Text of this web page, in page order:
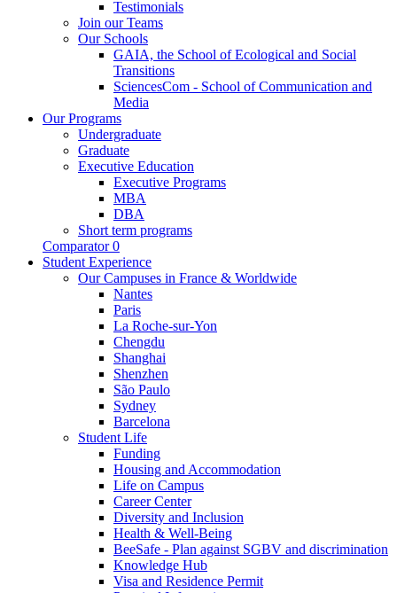
Testimonials
Join our Teams
Our Schools
GAIA, the School of Ecological and Social
Transitions
SciencesCom - School of Communication and
Media
Our Programs
Undergraduate
Graduate
Executive Education
Executive Programs
MBA
DBA
Short term programs
Comparator 0
Student Experience
Our Campuses in France & Worldwide
Nantes
Paris
La Roche-sur-Yon
Chengdu
Shanghai
Shenzhen
São Paulo
Sydney
Barcelona
Student Life
Funding
Housing and Accommodation
Life on Campus
Career Center
Diversity and Inclusion
Health & Well-Being
BeeSafe - Plan against SGBV and discrimination
Knowledge Hub
Visa and Residence Permit